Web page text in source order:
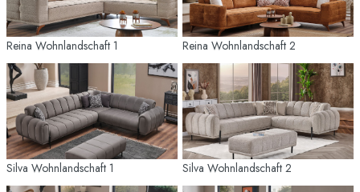
Reina Wohnlandschaft 1 Reina Wohnlandschaft 2
Silva Wohnlandschaft 1 Silva Wohnlandschaft 2